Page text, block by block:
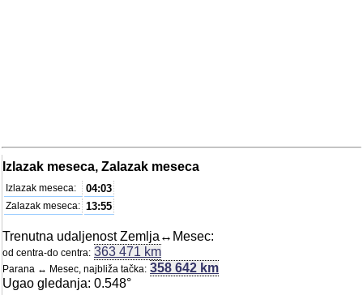
Izlazak meseca, Zalazak meseca
Izlazak meseca: 04:03
Zalazak meseca: 13:55
Trenutna udaljenost Zemlja↔Mesec:
od centra-do centra: 363 471 km
Parana ↔ Mesec, najbliža tačka: 358 642 km
Ugao gledanja: 0.548°